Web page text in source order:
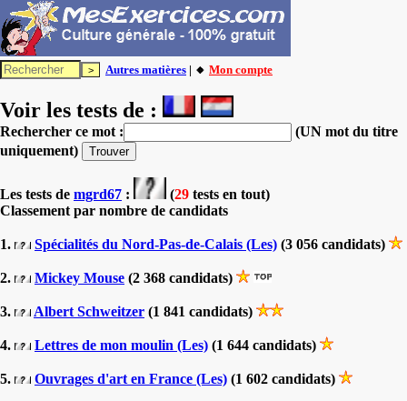
Autres matières | 🔸 Mon compte
Voir les tests de :
Rechercher ce mot :
(UN mot du titre
uniquement)
Les tests de mgrd67 : (29 tests en tout)
Classement par nombre de candidats
1. Spécialités du Nord-Pas-de-Calais (Les) (3 056 candidats)
2. Mickey Mouse (2 368 candidats)
3. Albert Schweitzer (1 841 candidats)
4. Lettres de mon moulin (Les) (1 644 candidats)
5. Ouvrages d'art en France (Les) (1 602 candidats)